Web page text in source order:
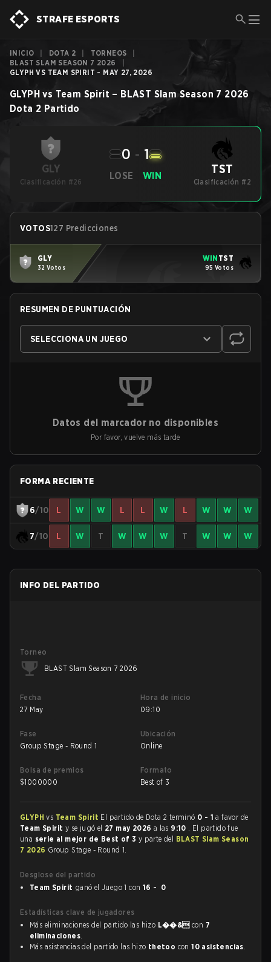
STRAFE ESPORTS
INICIO DOTA 2 TORNEOS
BLAST SLAM SEASON 7 2026
GLYPH VS TEAM SPIRIT - MAY 27, 2026
GLYPH vs Team Spirit – BLAST Slam Season 7 2026
Dota 2 Partido
GLY
Clasificación #26
LOSE
0 - 1
WIN TST
Clasificación #2
VOTOS127 Predicciones
GLY
32 Votos
WIN TST
95 Votos
RESUMEN DE PUNTUACIÓN
SELECCIONA UN JUEGO
Datos del marcador no disponibles
Por favor, vuelve más tarde
FORMA RECIENTE
6/10 L W W L L W L W W W
7/10 L W T W W W T W W W
INFO DEL PARTIDO
Torneo
BLAST Slam Season 7 2026
Fecha
27 May
Hora de inicio
09:10
Fase
Group Stage - Round 1
Ubicación
Online
Bolsa de premios
$1000000
Formato
Best of 3
GLYPHvs Team Spirit El partido de Dota 2 terminó 0 - 1 a favor de
Team Spirit y se jugó el 27 may 2026 a las 9:10 . El partido fue
una serie al mejor de Best of 3 y parte del BLAST Slam Season
7 2026 Group Stage - Round 1.
Desglose del partido
Team Spirit ganó el Juego 1 con 16 - 0
Estadísticas clave de jugadores
Más eliminaciones del partido las hizo L��&con 7
eliminaciones.
Más asistencias del partido las hizo thetoo con10 asistencias.